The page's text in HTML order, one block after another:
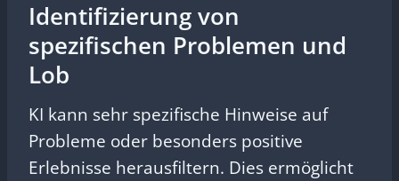
Identifizierung von
spezifischen Problemen und
Lob
KI kann sehr spezifische Hinweise auf
Probleme oder besonders positive
Erlebnisse herausfiltern. Dies ermöglicht